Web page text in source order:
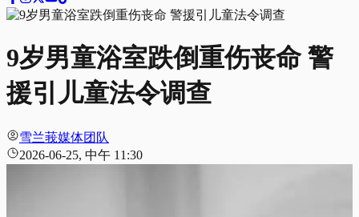
9岁男童浴室跌倒重伤丧命 警
援引儿童法令调查
雪兰莪媒体团队
2026-06-25, 中午 11:30